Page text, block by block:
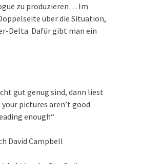
zu produzieren… Im
über die Situation,
Delta. Dafür gibt man ein
gut genug sind, dann liest
pictures aren’t good
enough“
David Campbell